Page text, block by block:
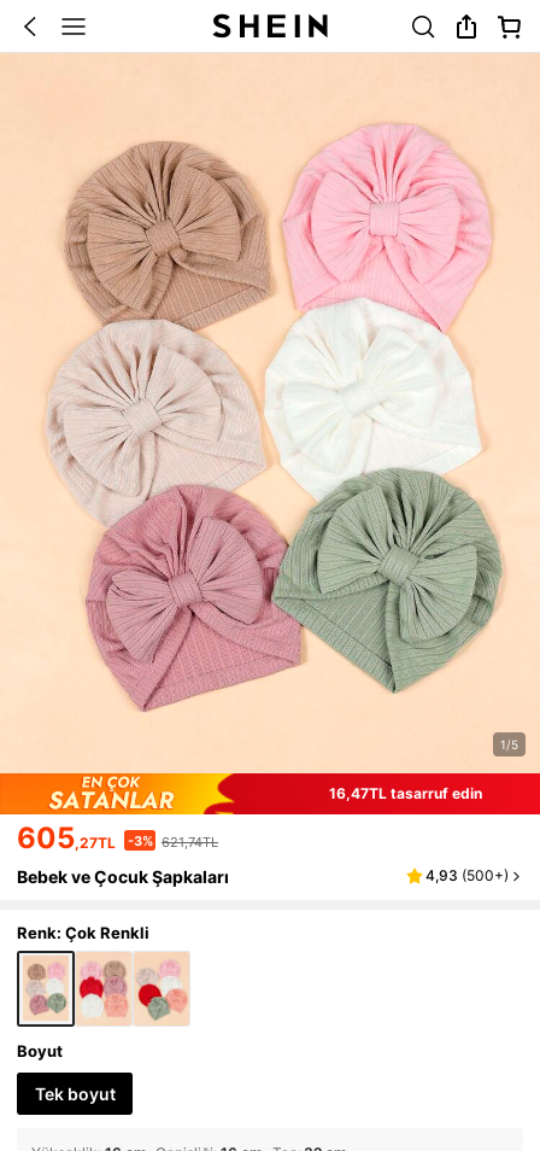
1/5
16,47TL tasarruf edin
605,27TL -3% 621,74TL
Bebek ve Çocuk Şapkaları 4,93 (500+)
Renk: Çok Renkli
Boyut
Tek boyut